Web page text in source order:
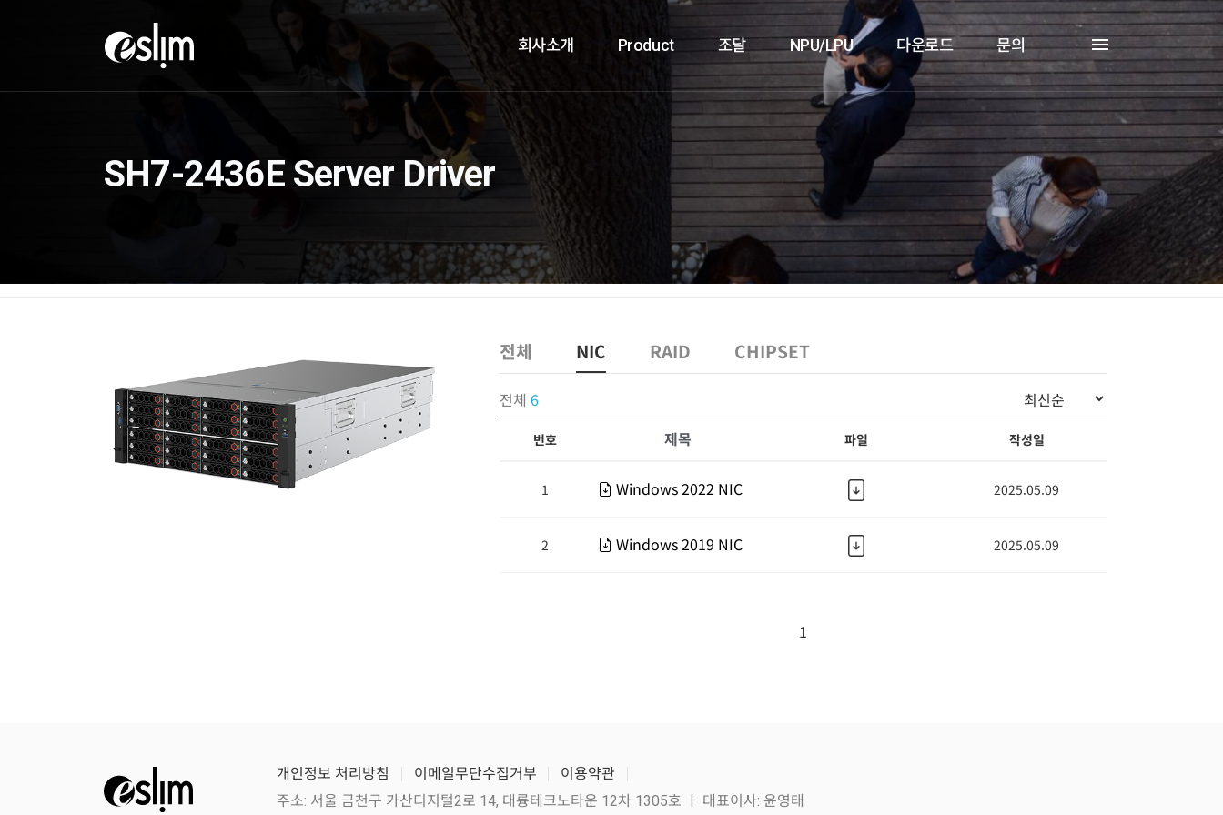
회사소개 Product 조달 NPU/LPU 다운로드 문의
SH7-2436E Server Driver
전체 NIC RAID CHIPSET
전체 6
번호 제목 파일 작성일
1 Windows 2022 NIC 2025.05.09
2 Windows 2019 NIC 2025.05.09
1
개인정보 처리방침 이메일무단수집거부
이용약관
주소: 서울 금천구 가산디지털2로 14, 대륭테크노타운 12차 1305호 ㅣ 대표이사: 윤영태